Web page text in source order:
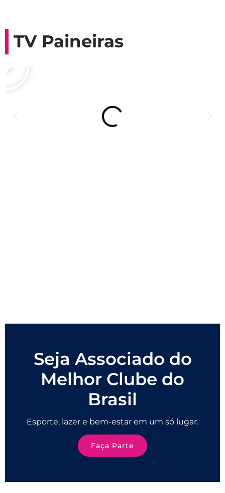
TV Paineiras
Seja Associado do
Melhor Clube do
Brasil
Esporte, lazer e bem-estar em um só lugar.
Faça Parte